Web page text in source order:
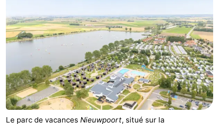
Le parc de vacances Nieuwpoort, situé sur la